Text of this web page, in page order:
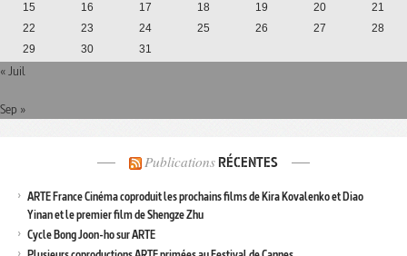
15
16 17 18 19 20
21
22
23 24 25 26 27
28
29
30 31
« Juil
Sep »
Publications RÉCENTES
ARTE France Cinéma coproduit les prochains films de Kira Kovalenko et Diao
Yinan et le premier film de Shengze Zhu
Cycle Bong Joon-ho sur ARTE